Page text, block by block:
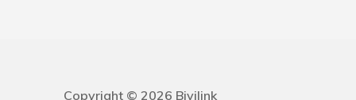
Copyright © 2026 Bivilink